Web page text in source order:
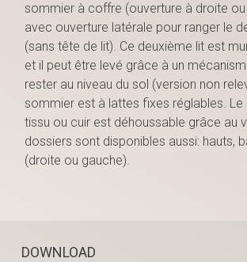
DOWNLOAD
sommier à coffre (ouverture à droite
avec ouverture latérale pour ranger le
(sans tête de lit). Ce deuxième lit est
et il peut être levé grâce à un
rester au niveau du sol (version non
sommier est à lattes fixes réglables. Le
tissu ou cuir est déhoussable grâce au
dossiers sont disponibles aussi: hauts,
(droite ou gauche).